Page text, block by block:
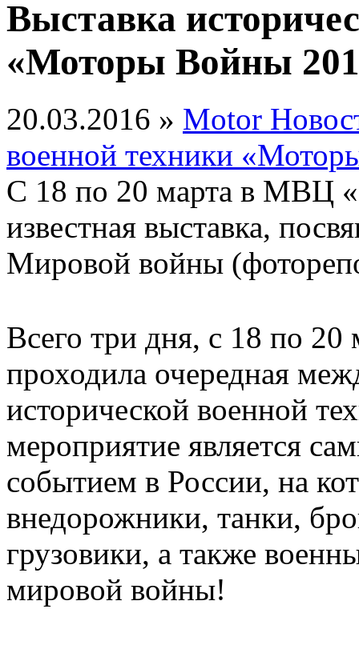
Выставка
«Моторы Войны
20.03.2016 » Motor
военной техники
С 18 по 20 марта в МВЦ
известная выставка,
Мировой войны
Всего три дня, с 18 по
проходила очередная
исторической военной
мероприятие является
событием в России, на
внедорожники, танки,
грузовики, а также
мировой войны!